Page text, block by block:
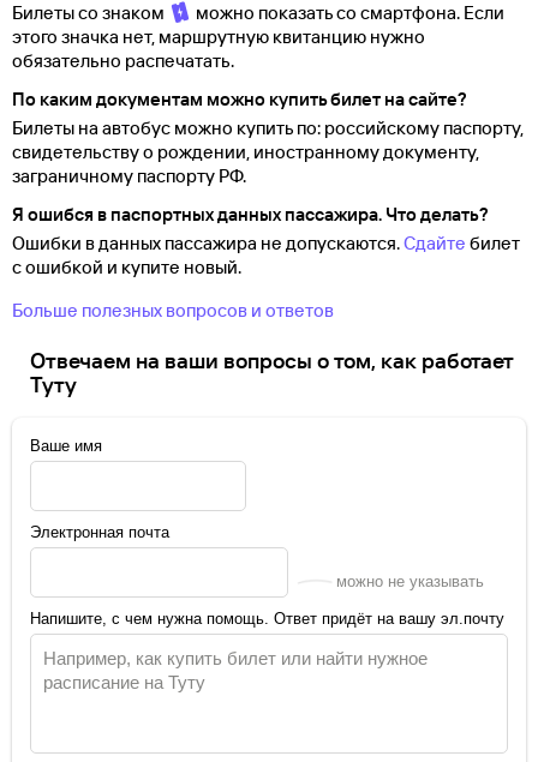
Билеты со знаком
можно показать со смартфона. Если
этого значка нет, маршрутную квитанцию нужно
обязательно распечатать.
По каким документам можно купить билет на сайте?
Билеты на автобус можно купить по: российскому паспорту,
свидетельству о рождении, иностранному документу,
заграничному паспорту РФ.
Я ошибся в паспортных данных пассажира. Что делать?
Ошибки в данных пассажира не допускаются.Сдайте билет
с ошибкой и купите новый.
Больше полезных вопросов и ответов
Отвечаем на ваши вопросы о том, как работает
Туту
Ваше имя
Электронная почта
можно не указывать
Напишите, с чем нужна помощь. Ответ придёт на вашу эл.почту